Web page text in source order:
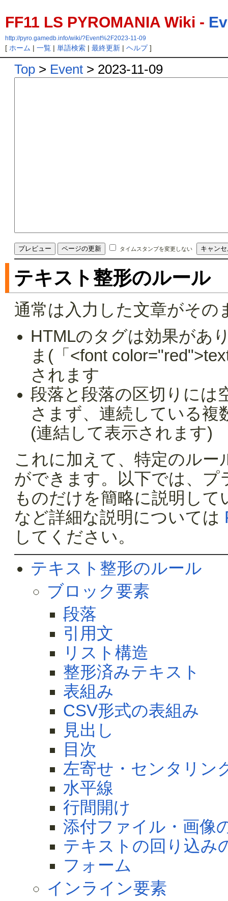
FF11 LS PYROMANIA Wiki -
http://pyro.gamedb.info/wiki/?Event%2F2023-11-09
[ ホーム | 一覧| 単語検索| 最終更新| ヘルプ]
Top > Event > 2023-11-09
タイムスタンプを変更しない
テキスト整形のルール
通常は入力した文章がその
HTMLのタグは効果があ
ま(「<font
されます
段落と段落の区切りには
さまず、連続している複
(連結して表示されます)
これに加えて、特定のル
ができます。以下では、
ものだけを簡略に説明し
など詳細な説明については
してください。
テキスト整形のルール
ブロック要素
段落
引用文
リスト構造
整形済みテキスト
表組み
CSV形式の表組み
見出し
目次
左寄せ・センタリン
水平線
行間開け
添付ファイル・画像
テキストの回り込み
フォーム
インライン要素